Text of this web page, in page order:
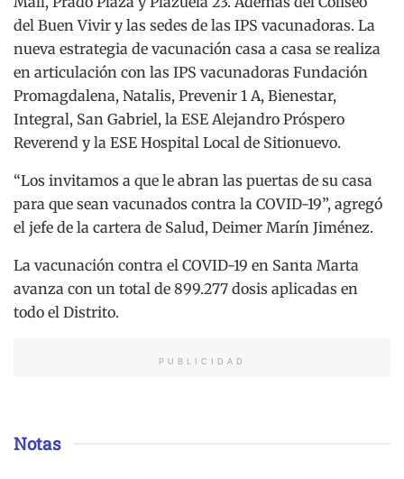
del Buen Vivir y las sedes de las IPS vacunadoras. La
nueva estrategia de vacunación casa a casa se realiza
en articulación con las IPS vacunadoras Fundación
Promagdalena, Natalis, Prevenir 1 A, Bienestar,
Integral, San Gabriel, la ESE Alejandro Próspero
Reverend y la ESE Hospital Local de Sitionuevo.
“Los invitamos a que le abran las puertas de su casa
para que sean vacunados contra la COVID-19”, agregó
el jefe de la cartera de Salud, Deimer Marín Jiménez.
La vacunación contra el COVID-19 en Santa Marta
avanza con un total de 899.277 dosis aplicadas en
todo el Distrito.
PUBLICIDAD
Notas